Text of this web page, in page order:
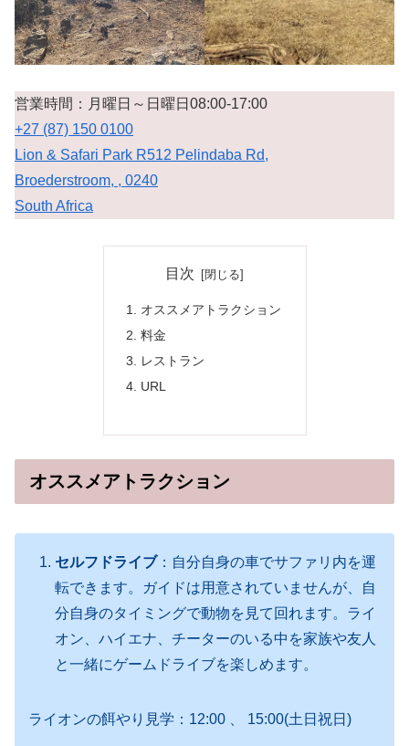
営業時間：月曜日～日曜日08:00-17:00
+27 (87) 150 0100
Lion & Safari Park R512 Pelindaba Rd,
Broederstroom, , 0240
South Africa
目次
オススメアトラクション
料金
レストラン
URL
オススメアトラクション
セルフドライブ：自分自身の車でサファリ内を運
転できます。ガイドは用意されていませんが、自
分自身のタイミングで動物を見て回れます。ライ
オン、ハイエナ、チーターのいる中を家族や友人
と一緒にゲームドライブを楽しめます。
ライオンの餌やり見学：12:00 、 15:00(土日祝日)